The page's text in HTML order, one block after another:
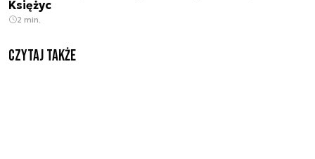
Księżyc
2 min.
Czytaj także